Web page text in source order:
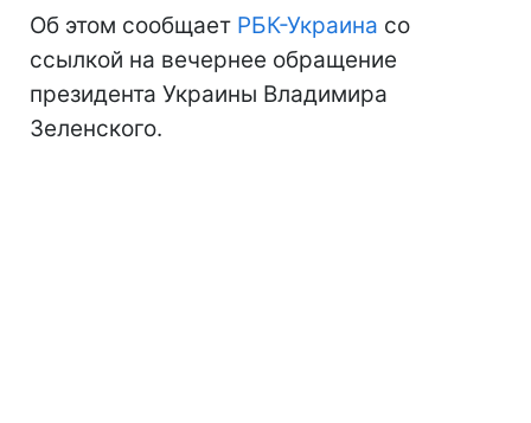
Об этом сообщает РБК-Украина со
ссылкой на вечернее обращение
президента Украины Владимира
Зеленского.